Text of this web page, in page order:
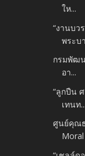
ให...
“งานบว
พระบ
กรมพัฒ
อา...
“ลูกปืน
เทนท...
ศูนย์คุณธ
Moral